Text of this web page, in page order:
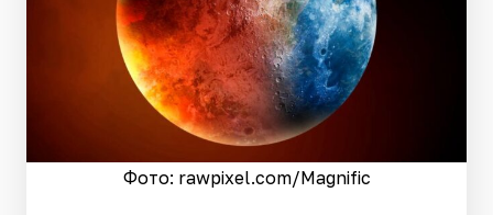
Фото: rawpixel.сom/Magnific